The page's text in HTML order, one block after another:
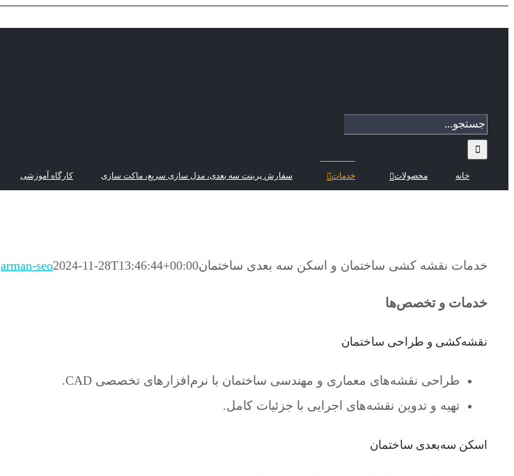
جستجو
برای:
خانه محصولات خدمات سفارش پرینت سه بعدی، مدل سازی سریع، ماکت سازی کارگاه آموزشی
خدمات نقشه کشی ساختمان و اسکن سه بعدی ساختمان arman-seo2024-11-28T13:46:44+00:00
خدمات و تخصص‌ها
نقشه‌کشی و طراحی ساختمان
طراحی نقشه‌های معماری و مهندسی ساختمان با نرم‌افزارهای تخصصی CAD.
تهیه و تدوین نقشه‌های اجرایی با جزئیات کامل.
اسکن سه‌بعدی ساختمان